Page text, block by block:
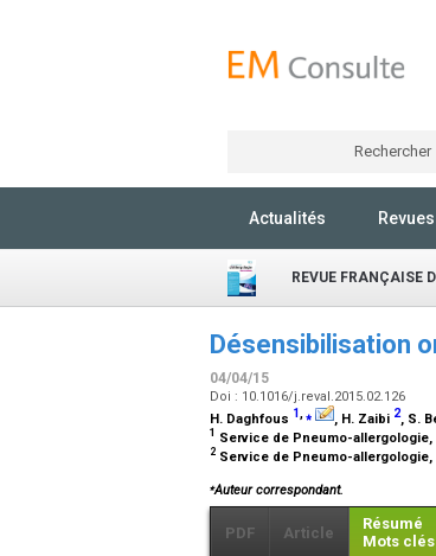
Rechercher
Actualités Revues
REVUE FRANÇAISE
Désensibilisation
04/04/15
Doi : 10.1016/j.reval.2015.02.126
H. Daghfous 1,⁎ , H. Zaibi 2, S.
1 Service de Pneumo-allergologie,
2 Service de Pneumo-
⁎Auteur correspondant.
PDF Article
Résumé
Mots clés